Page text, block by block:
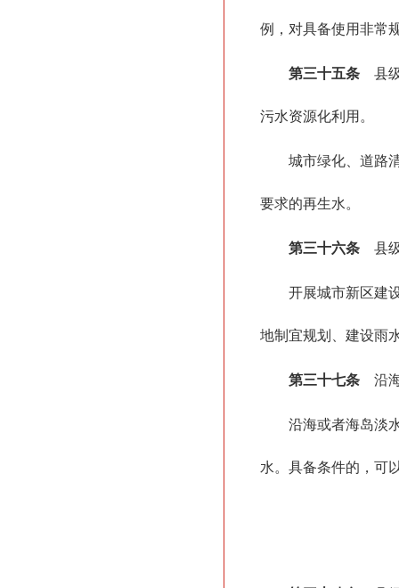
例，对具备使用非常
第三十五条 县
污水资源化利用。
城市绿化、道路
要求的再生水。
第三十六条 县
开展城市新区建
地制宜规划、建设雨
第三十七条 沿
沿海或者海岛淡
水。具备条件的，可